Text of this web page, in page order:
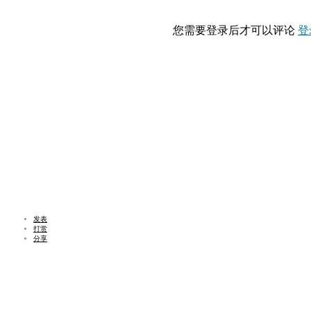
您需要登录后才可以评论 登
发表
打赏
分享